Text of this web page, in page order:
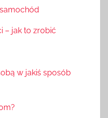
– jak to zrobić
w jakiś sposób